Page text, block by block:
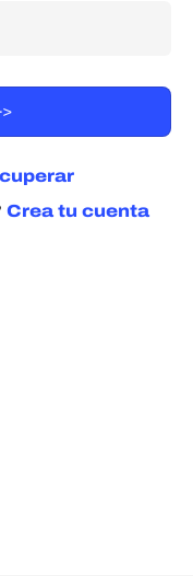
Crea tu cuenta